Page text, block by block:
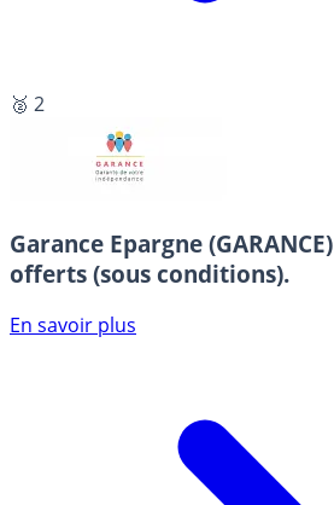
🥈 2
Garance Epargne (GARANCE)
offerts (sous conditions).
En savoir plus